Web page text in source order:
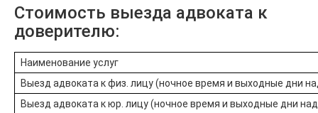
Стоимость выезда адвоката к
доверителю:
Наименование услуг
Выезд адвоката к физ. лицу (ночное время и выходные дни
Выезд адвоката к юр. лицу (ночное время и выходные дни